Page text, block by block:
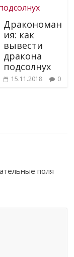
Дракономан
ия: как
вывести
дракона
подсолнух
15.11.2018 0
поля